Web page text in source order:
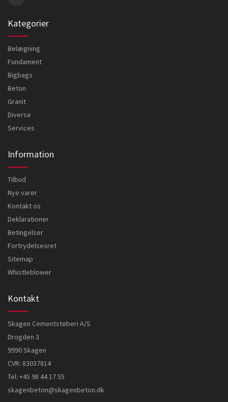
Kategorier
Belægning
Fundament
Bigbags
Beton
Granit
Diverse
Services
Information
Tilbud
Nye varer
Kontakt os
Deklarationer
Betingelser
Fortrydelsesret
Sitemap
Whistleblower
Kontakt
Skagen Cementstøberi A/S
Drogden 3
9990 Skagen
CVR: 83037814
Tel: +45 98 44 17 55
skagenbeton@skagenbeton.dk